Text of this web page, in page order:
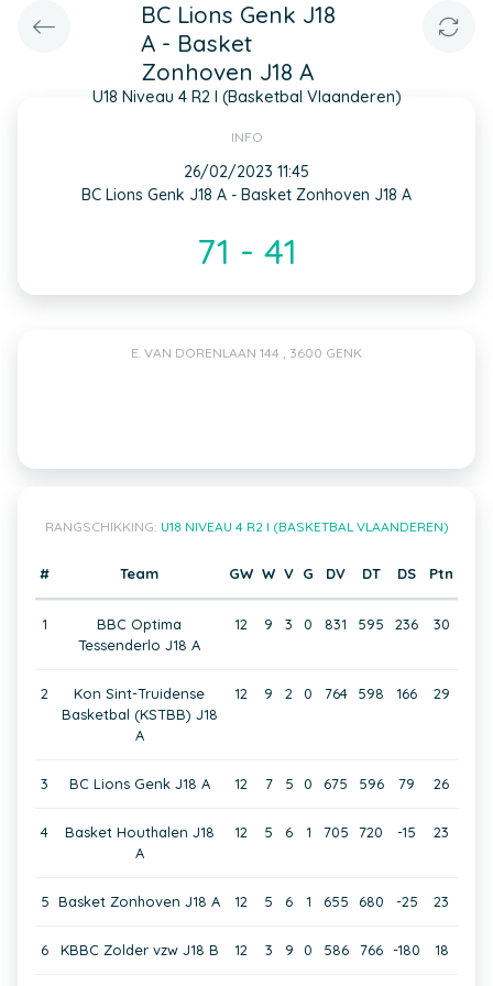
BC Lions Genk J18
A - Basket
Zonhoven J18 A
U18 Niveau 4 R2 I (Basketbal Vlaanderen)
INFO
26/02/2023 11:45
BC Lions Genk J18 A - Basket Zonhoven J18 A
71 - 41
E. VAN DORENLAAN 144 , 3600 GENK
RANGSCHIKKING: U18 NIVEAU 4 R2 I (BASKETBAL VLAANDEREN)
# Team GW W V G DV DT DS Ptn
1
BBC Optima
Tessenderlo J18 A
12 9 3 0 831 595 236 30
2
Kon Sint-Truidense
Basketbal (KSTBB) J18
A
12 9 2 0 764 598 166 29
3 BC Lions Genk J18 A 12 7 5 0 675 596 79 26
4
Basket Houthalen J18
A
12 5 6 1 705 720 -15 23
5 Basket Zonhoven J18 A 12 5 6 1 655 680 -25 23
6 KBBC Zolder vzw J18 B 12 3 9 0 586 766 -180 18